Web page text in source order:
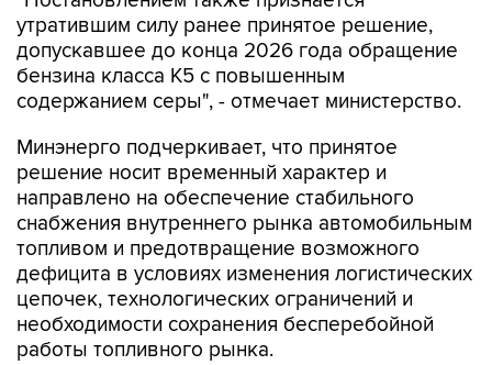
утратившим силу ранее принятое решение,
допускавшее до конца 2026 года обращение
бензина класса К5 с повышенным
содержанием серы", - отмечает министерство.
Минэнерго подчеркивает, что принятое
решение носит временный характер и
направлено на обеспечение стабильного
снабжения внутреннего рынка автомобильным
топливом и предотвращение возможного
дефицита в условиях изменения логистических
цепочек, технологических ограничений и
необходимости сохранения бесперебойной
работы топливного рынка.